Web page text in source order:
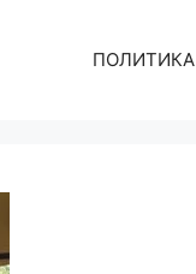
ПОЛИТИКА